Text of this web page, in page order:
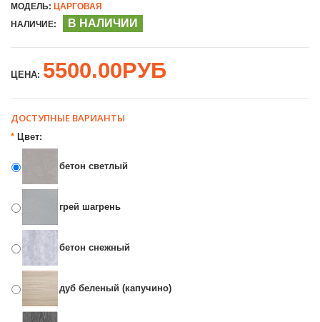
МОДЕЛЬ: ЦАРГОВАЯ
НАЛИЧИЕ:
В НАЛИЧИИ
ЦЕНА: 5500.00РУБ
ДОСТУПНЫЕ ВАРИАНТЫ
* Цвет:
бетон светлый
грей шагрень
бетон снежный
дуб беленый (капучино)